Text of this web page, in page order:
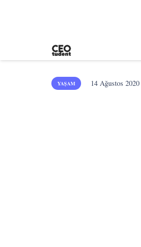
YAŞAM 14 Ağustos 2020